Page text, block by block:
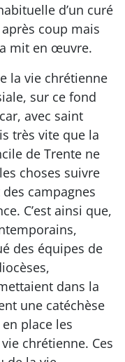
d’un curé
coup mais
mit en œuvre.
la vie chrétienne
sur ce fond
avec saint
très vite que la
de Trente ne
choses suivre
campagnes
C’est ainsi que,
des équipes de
dans la
une catéchèse
place les
chrétienne. Ces